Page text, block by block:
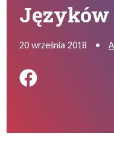
Języków
20 września 2018 •